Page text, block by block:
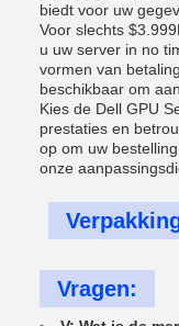
biedt voor uw
Voor slechts
u uw server in no
vormen van
beschikbaar om
Kies de Dell GPU
prestaties en
op om uw
onze
Vragen: